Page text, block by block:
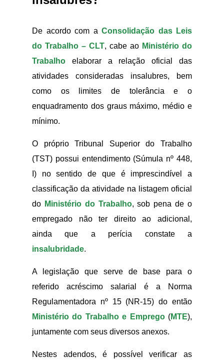
De acordo com a Consolidação das Leis
do Trabalho – CLT, cabe ao Ministério do
Trabalho elaborar a relação oficial das
atividades consideradas insalubres, bem
como os limites de tolerância e o
enquadramento dos graus máximo, médio e
mínimo.
O próprio Tribunal Superior do Trabalho
(TST) possui entendimento (Súmula nº 448,
I) no sentido de que é imprescindível a
classificação da atividade na listagem oficial
do Ministério do Trabalho, sob pena de o
empregado não ter direito ao adicional,
ainda que a perícia constate a
insalubridade.
A legislação que serve de base para o
referido acréscimo salarial é a Norma
Regulamentadora nº 15 (NR-15) do então
Ministério do Trabalho e Emprego(MTE),
juntamente com seus diversos anexos.
Nestes adendos, é possível verificar as